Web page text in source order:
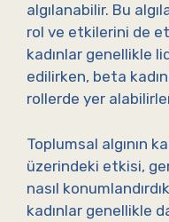
algılanabilir. Bu
rol ve etkilerini de
kadınlar genellikle
edilirken, beta
rollerde yer
Toplumsal algının
üzerindeki etkisi,
nasıl
kadınlar genellikle